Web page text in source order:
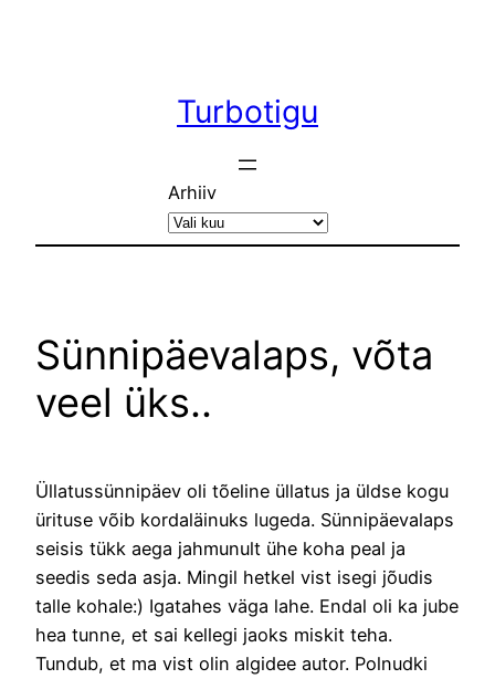
Turbotigu
Arhiiv
Sünnipäevalaps, võta
veel üks..
Üllatussünnipäev oli tõeline üllatus ja üldse kogu
ürituse võib kordaläinuks lugeda. Sünnipäevalaps
seisis tükk aega jahmunult ühe koha peal ja
seedis seda asja. Mingil hetkel vist isegi jõudis
talle kohale:) Igatahes väga lahe. Endal oli ka jube
hea tunne, et sai kellegi jaoks miskit teha.
Tundub, et ma vist olin algidee autor. Polnudki